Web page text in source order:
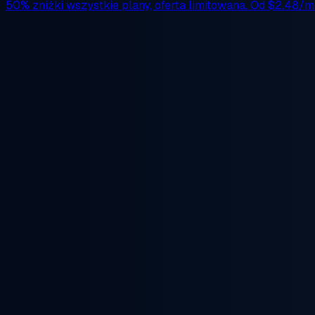
50% zniżki wszystkie plany, oferta limitowana. Od $2.48/